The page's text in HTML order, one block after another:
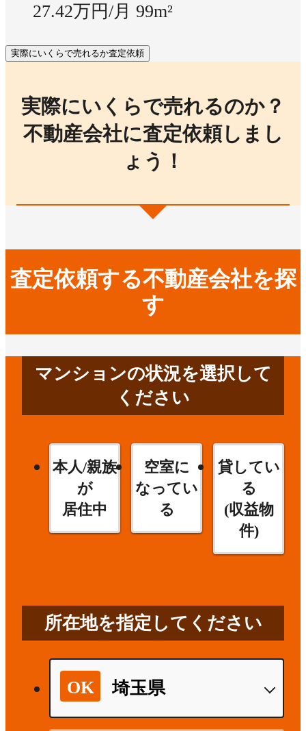
27.42万円/月 99m²
実際にいくらで売れるか査定依頼
実際にいくらで売れるのか？
不動産会社に査定依頼しまし
ょう！
査定依頼する不動産会社を探
す
マンションの状況を選択して
ください
本人/親族
が
居住中
空室に
なってい
る
貸してい
る
(収益物
件)
所在地を指定してください